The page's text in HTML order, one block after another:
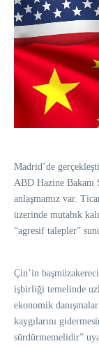
Madrid’de
ABD Hazine
anlaşmamız var.
üzerinde mutabık
“agresif talepler”
Çin’in
işbirliği temelinde
ekonomik
kaygılarını
sürdürmemelidir”